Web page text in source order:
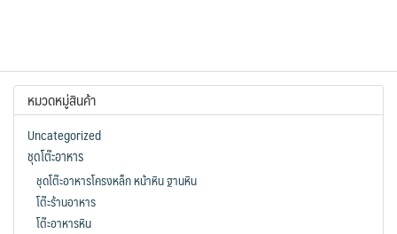
หมวดหมู่สินค้า
Uncategorized
ชุดโต๊ะอาหาร
ชุดโต๊ะอาหารโครงหล็ก หน้าหิน ฐานหิน
โต๊ะร้านอาหาร
โต๊ะอาหารหิน